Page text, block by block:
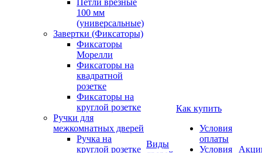
Петли врезные
100 мм
(универсальные)
Завертки (Фиксаторы)
Фиксаторы
Морелли
Фиксаторы на
квадратной
розетке
Фиксаторы на
круглой розетке
Ручки для
межкомнатных дверей
Ручка на
круглой розетке
Виды
Как купить
Условия
оплаты
Условия